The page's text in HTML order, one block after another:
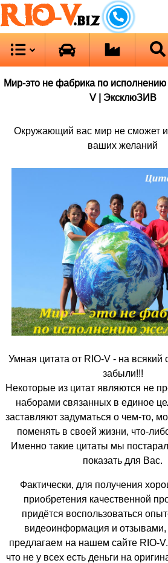
RIO-V.biz
Мир-это не фабрика по исполнению
V | ЭксклюЗИВ
Окружающий вас мир не сможет
ваших желаний
Умная цитата от RIO-V - на всякий
забыли!!!
Некоторые из цитат являются не
наборами связанных в единое
заставляют задуматься о чем-то,
поменять в своей жизни, что-
Именно такие цитаты мы
показать для Вас.
Фактически, для получения
приобретения качественной
придётся воспользоваться
видеоинформация и
предлагаем на нашем сайте RIO-
что не у всех есть деньги на